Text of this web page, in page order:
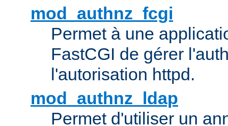
mod_authnz_fcgi
Permet à une
FastCGI de gérer
l'autorisation httpd.
mod_authnz_ldap
Permet d'utiliser un